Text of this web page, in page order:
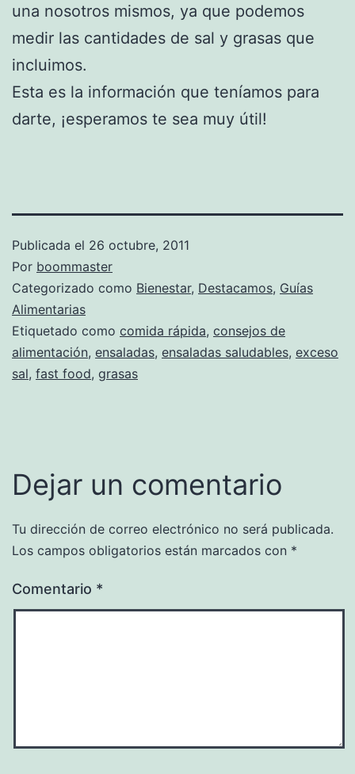
una nosotros mismos, ya que podemos
medir las cantidades de sal y grasas que
incluimos.
Esta es la información que teníamos para
darte, ¡esperamos te sea muy útil!
Publicada el 26 octubre, 2011
Por boommaster
Categorizado como Bienestar, Destacamos, Guías
Alimentarias
Etiquetado como comida rápida, consejos de
alimentación, ensaladas, ensaladas saludables, exceso
sal, fast food, grasas
Dejar un comentario
Tu dirección de correo electrónico no será publicada.
Los campos obligatorios están marcados con *
Comentario *